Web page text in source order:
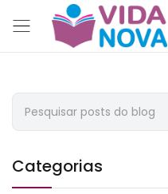
Categorias